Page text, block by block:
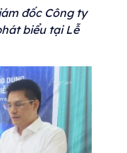
đốc Công ty
biểu tại Lễ